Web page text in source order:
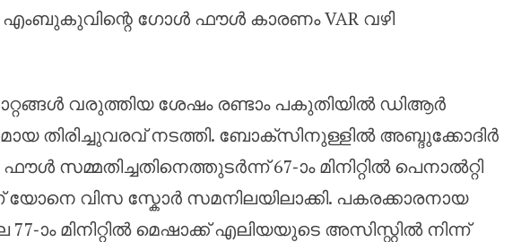
ഗോൾ ഫൗൾ കാരണം VAR വഴി
വരുത്തിയ ശേഷം രണ്ടാം പകുതിയിൽ ഡിആർ
തിരിച്ചുവരവ് നടത്തി. ബോക്സിനുള്ളിൽ അബ്ദുക്കോദിർ
67-ാം മിനിറ്റിൽ പെനാൽറ്റി
യോനെ വിസ സ്കോർ സമനിലയിലാക്കി. പകരക്കാരനായ
ാം മിനിറ്റിൽ മെഷാക്ക് എലിയയുടെ അസിസ്റ്റിൽ നിന്ന്